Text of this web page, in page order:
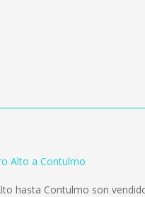
Alto a Contulmo
hasta Contulmo son